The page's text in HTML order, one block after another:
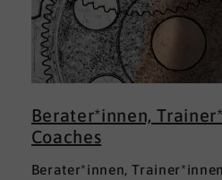
Berater*innen,
Coaches
Berater*innen,